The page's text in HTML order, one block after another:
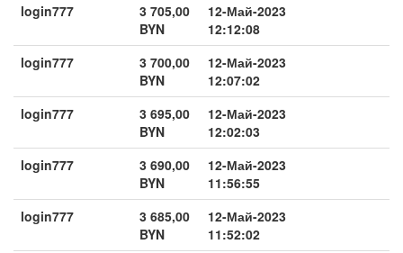
login777
3 705,00
BYN
12-Май-2023
12:12:08
login777
3 700,00
BYN
12-Май-2023
12:07:02
login777
3 695,00
BYN
12-Май-2023
12:02:03
login777
3 690,00
BYN
12-Май-2023
11:56:55
login777
3 685,00
BYN
12-Май-2023
11:52:02